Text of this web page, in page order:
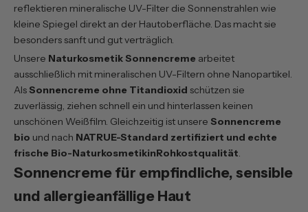
reflektieren mineralische UV-Filter die Sonnenstrahlen wie
kleine Spiegel direkt an der Hautoberfläche. Das macht sie
besonders sanft und gut verträglich.
Unsere Naturkosmetik Sonnencreme arbeitet
ausschließlich mit mineralischen UV-Filtern ohne Nanopartikel.
AlsSonnencreme ohne Titandioxid schützen sie
zuverlässig, ziehen schnell ein und hinterlassen keinen
unschönen Weißfilm. Gleichzeitig ist unsere Sonnencreme
bio und nach NATRUE-Standard zertifiziert und echte
frische Bio-NaturkosmetikinRohkostqualität.
Sonnencreme für empfindliche, sensible
und allergieanfällige Haut